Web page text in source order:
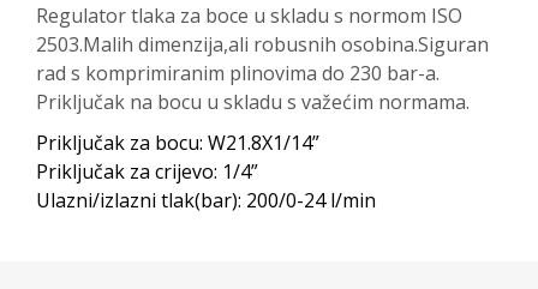
Regulator tlaka za boce u skladu s normom ISO
2503.Malih dimenzija,ali robusnih osobina.Siguran
rad s komprimiranim plinovima do 230 bar-a.
Priključak na bocu u skladu s važećim normama.
Priključak za bocu: W21.8X1/14”
Priključak za crijevo: 1/4”
Ulazni/izlazni tlak(bar): 200/0-24 l/min